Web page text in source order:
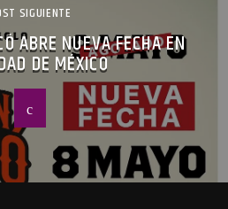
SIGUIENTE
ABRE NUEVA FECHA EN
DE MÉXICO